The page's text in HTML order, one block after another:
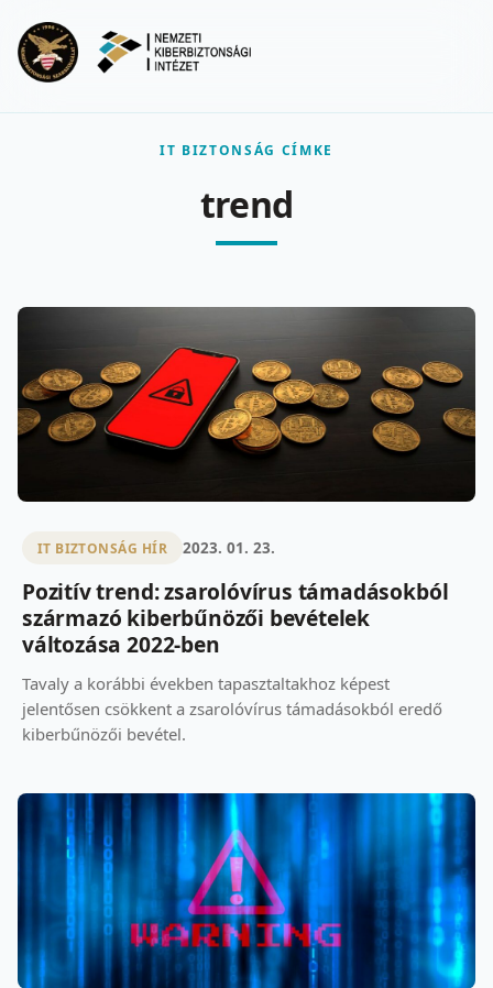
IT BIZTONSÁG CÍMKE
trend
IT BIZTONSÁG HÍR 2023. 01. 23.
Pozitív trend: zsarolóvírus támadásokból
származó kiberbűnözői bevételek
változása 2022-ben
Tavaly a korábbi években tapasztaltakhoz képest
jelentősen csökkent a zsarolóvírus támadásokból eredő
kiberbűnözői bevétel.